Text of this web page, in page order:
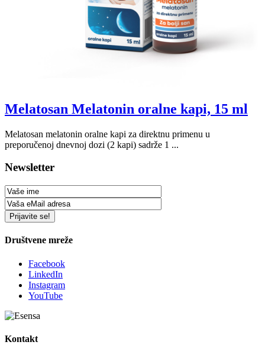
Melatosan Melatonin oralne kapi, 15 ml
Melatosan melatonin oralne kapi za direktnu primenu u
preporučenoj dnevnoj dozi (2 kapi) sadrže 1 ...
Newsletter
Društvene mreže
Facebook
LinkedIn
Instagram
YouTube
Kontakt